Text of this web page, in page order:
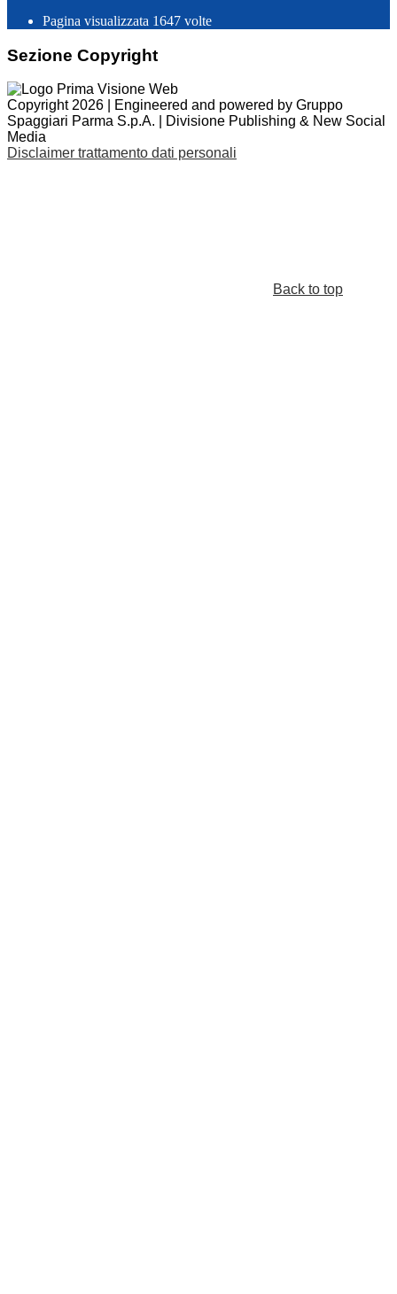
Pagina visualizzata 1647 volte
Sezione Copyright
Copyright 2026 | Engineered and powered by Gruppo
Spaggiari Parma S.p.A. | Divisione Publishing & New Social
Media
Disclaimer trattamento dati personali
Back to top